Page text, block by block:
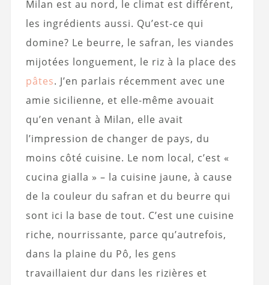
Milan est au nord, le climat est différent,
les ingrédients aussi. Qu’est-ce qui
domine? Le beurre, le safran, les viandes
mijotées longuement, le riz à la place des
pâtes. J’en parlais récemment avec une
amie sicilienne, et elle-même avouait
qu’en venant à Milan, elle avait
l’impression de changer de pays, du
moins côté cuisine. Le nom local, c’est «
cucina gialla » – la cuisine jaune, à cause
de la couleur du safran et du beurre qui
sont ici la base de tout. C’est une cuisine
riche, nourrissante, parce qu’autrefois,
dans la plaine du Pô, les gens
travaillaient dur dans les rizières et